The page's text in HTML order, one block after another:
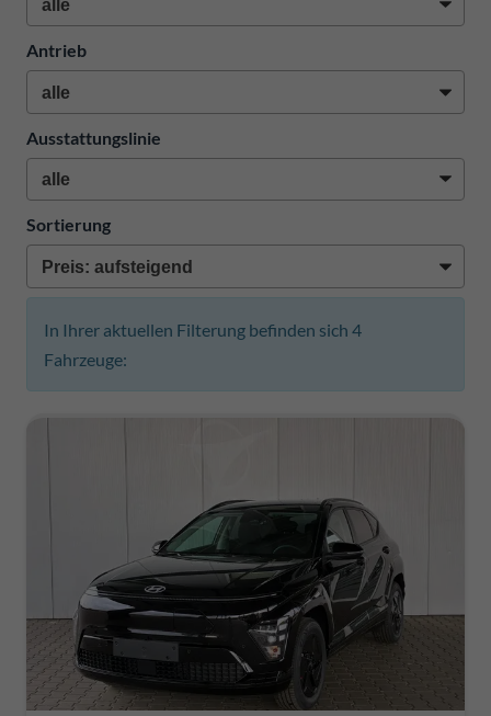
Antrieb
Ausstattungslinie
Sortierung
In Ihrer aktuellen Filterung befinden sich 4
Fahrzeuge: